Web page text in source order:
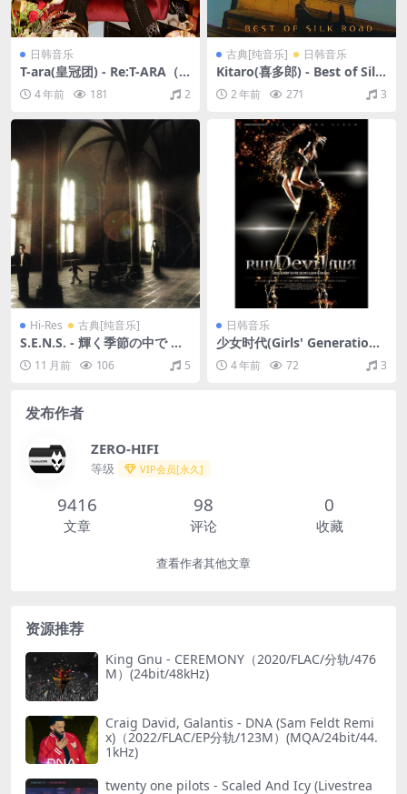
日韩音乐
T-ara(皇冠团) - Re:T-ARA（2
021/FLAC/EP分轨/47.9M）
4 年前 181 2
古典[纯音乐] 日韩音乐
Kitaro(喜多郎) - Best of Silk
Road（2003/FLAC/分轨/340
M）2 年前 271 3
Hi-Res 古典[纯音乐]
S.E.N.S. - 輝く季節の中で ～
オリジナル・サウンドトラッ
ク～（1995/FLAC/分轨/675
11 月前 106 5
日韩音乐
少女时代(Girls' Generation)
- 'Run Devil Run' The 2nd A
lbum (Repackage)（2010/F
4 年前 72 3
发布作者
ZERO-HIFI
等级 VIP会员[永久]
9416
文章
98
评论
0
收藏
查看作者其他文章
资源推荐
King Gnu - CEREMONY（2020/FLAC/分轨/476
M）(24bit/48kHz)
Craig David, Galantis - DNA (Sam Feldt Remi
x)（2022/FLAC/EP分轨/123M）(MQA/24bit/44.
1kHz)
twenty one pilots - Scaled And Icy (Livestrea